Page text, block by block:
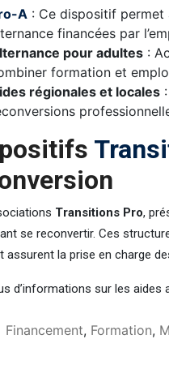
A : Ce dispositif permet
financées par
pour adultes :
formation et
régionales et locales
Transitions Pro,
se reconvertir. Ces
assurent la prise en charge
d’informations sur les
Financement, Formation,